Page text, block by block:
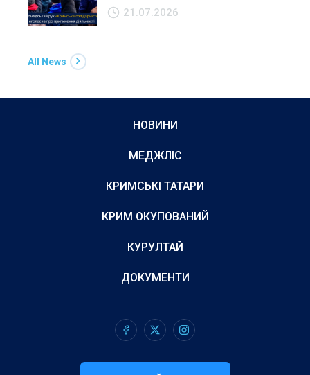
21.07.2026
All News
НОВИНИ
МЕДЖЛІС
КРИМСЬКІ ТАТАРИ
КРИМ ОКУПОВАНИЙ
КУРУЛТАЙ
ДОКУМЕНТИ